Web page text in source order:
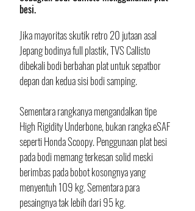
besi.
Jika mayoritas skutik retro 20 jutaan asal
Jepang bodinya full plastik, TVS Callisto
dibekali bodi berbahan plat untuk sepatbor
depan dan kedua sisi bodi samping.
Sementara rangkanya mengandalkan tipe
High Rigidity Underbone, bukan rangka eSAF
seperti Honda Scoopy. Penggunaan plat besi
pada bodi memang terkesan solid meski
berimbas pada bobot kosongnya yang
menyentuh 109 kg. Sementara para
pesaingnya tak lebih dari 95 kg.